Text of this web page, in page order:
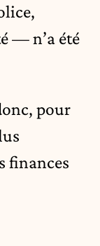
— n’a été
pour
finances